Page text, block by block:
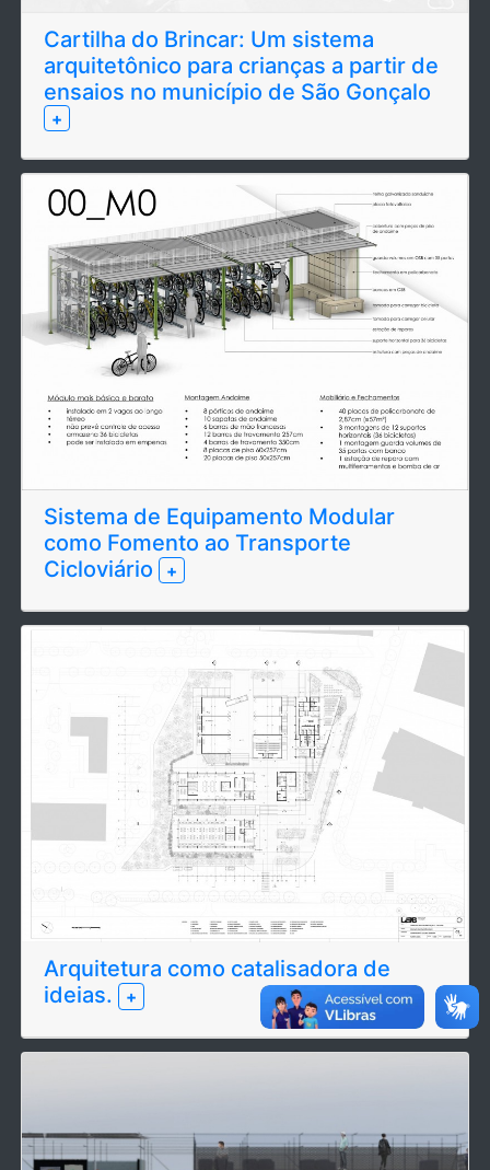
Cartilha do Brincar: Um sistema
arquitetônico para crianças a partir de
ensaios no município de São Gonçalo
+
Sistema de Equipamento Modular
como Fomento ao Transporte
Cicloviário
+
Arquitetura como catalisadora de
ideias.
+